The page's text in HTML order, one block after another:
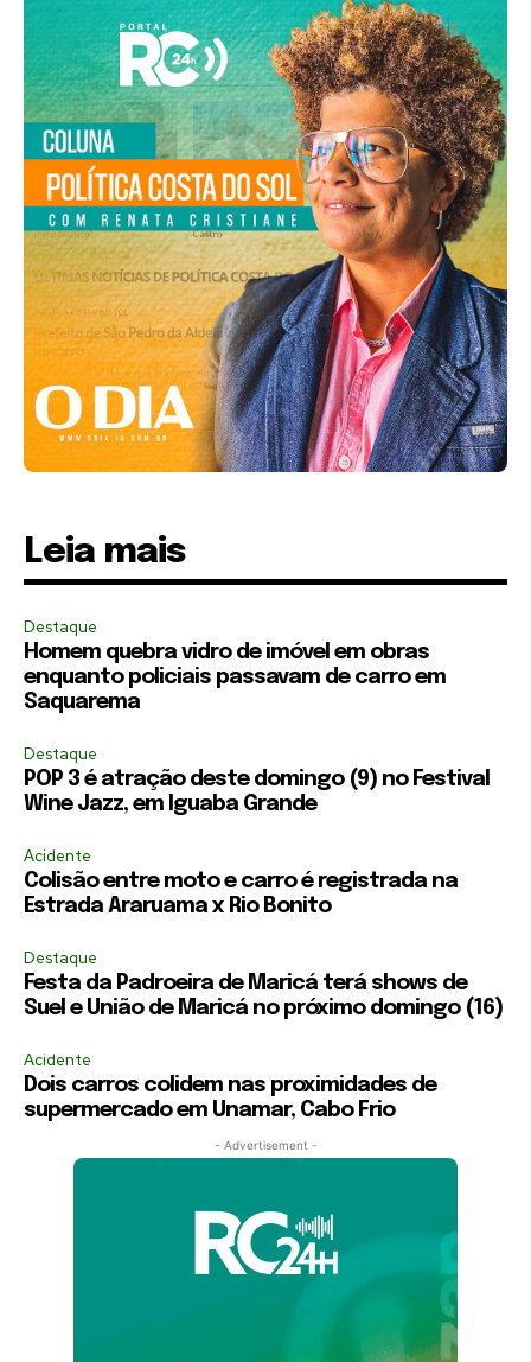
Leia mais
Destaque
Homem quebra vidro de imóvel em obras
enquanto policiais passavam de carro em
Saquarema
Destaque
POP 3 é atração deste domingo (9) no Festival
Wine Jazz, em Iguaba Grande
Acidente
Colisão entre moto e carro é registrada na
Estrada Araruama x Rio Bonito
Destaque
Festa da Padroeira de Maricá terá shows de
Suel e União de Maricá no próximo domingo (16)
Acidente
Dois carros colidem nas proximidades de
supermercado em Unamar, Cabo Frio
- Advertisement -